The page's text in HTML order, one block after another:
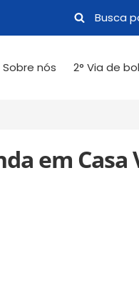
Sobre nós 2° Via de
em Casa